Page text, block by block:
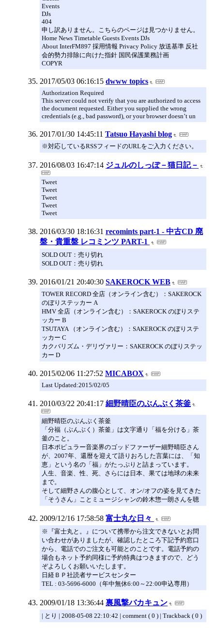
Events
DJs
404
申し訳ありません。こちらのページは見つかりません。
Home News Timetable Guests Events DJs
About InterFM897 採用情報 Privacy Policy 放送基準 反社
会的勢力排除に向けた指針 国民保護業務計画
COPYR
2017/05/03 06:16:15 dwww topics
Authorization Required
This server could not verify that you are authorized to access
the document requested. Either you supplied the wrong
credentials (e.g., bad password), or your browser doesn’t un
2017/01/30 14:45:11 Tatsuo Hayashi blog
※対応しているRSSフィードのURLをご入力ください。
2016/08/03 16:47:14 ジュルのしっぽ－猫日記－
Tweet
Tweet
Tweet
Tweet
Tweet
2016/03/30 18:16:31 recomints part-1 - 中古CD 廃
盤・貴重盤 レコミンツ PART-1
SOLD OUT：売り切れ
SOLD OUT：売り切れ
2016/01/21 20:40:30 SAKEROCK WEB
TOWER RECORD 全店（オンライン含む）：SAKEROCK
のぼりステッカー A
HMV 全店（オンライン含む）：SAKEROCK のぼりステ
ッカー B
TSUTAYA （オンライン含む）：SAKEROCK のぼりステ
ッカー C
カクバリズム・デリヴァリー：SAKEROCK のぼりステッ
カー D
2015/02/06 11:27:52 MICABOX
Last Updated:2015/02/05
2010/03/22 20:41:17 細野晴臣のぶんぶく茶釜
細野晴臣のぶんぶく茶釜
「分福（ぶんぶく）茶釜」は文字通り「福を分ける」茶
釜のこと。
日本ポピュラー音楽界のゴッドファーザー細野晴臣さん
が、2007年、還暦を迎えて語りおろした言葉には、「知
恵」という名の「福」がたっぷりと詰まっています。
人生、音楽、性、死、さらには日本、果ては地球の未来
まで。
そして細野さんの腹心として、オン/オフの姿を見てきた
「そうさん」ことミュージシャンの鈴木惣一朗さんを聴
2009/12/16 17:58:58 富士丸な日々
※『富士丸と。』について携帯から注文できないとお問
い合わせがありましたが、確認したところ下記予約窓口
から、電話でのご注文も可能とのことです。電話予約の
場合もネット予約同様に予約特典はつきますので、どう
ぞよろしくお願いいたします。
日経ＢＰ社読者サービスセンター
TEL : 03-5696-6000（年中無休6:00～22:00申込専用）
2009/01/18 13:36:44 裏風撃バカキュン
| とり | 2008-05-08 22:10:42 | comment ( 0 ) | Trackback ( 0 )